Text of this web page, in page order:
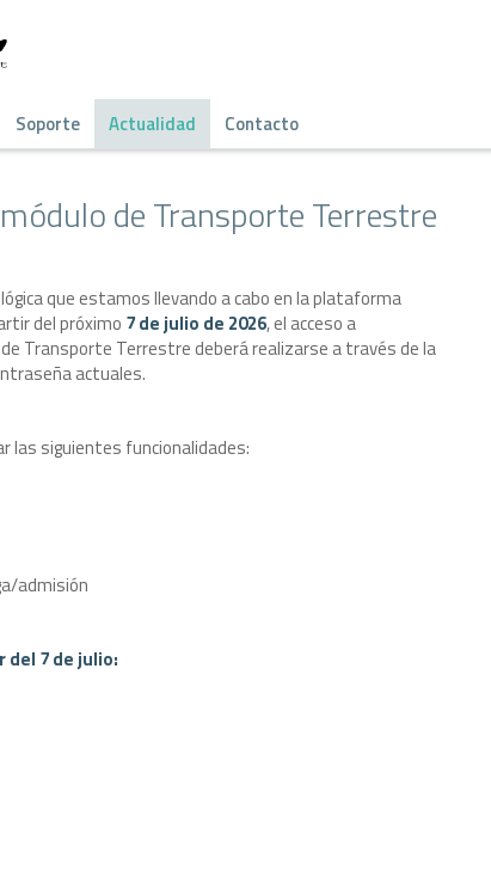
Soporte Actualidad Contacto
de Transporte Terrestre
que estamos llevando a cabo en la plataforma
del próximo 7 de julio de 2026, el acceso a
Transporte Terrestre deberá realizarse a través de la
actuales.
las siguientes funcionalidades:
admisión
del 7 de julio: